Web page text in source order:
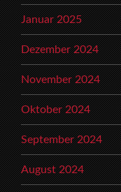
Januar 2025
Dezember 2024
November 2024
Oktober 2024
September 2024
August 2024